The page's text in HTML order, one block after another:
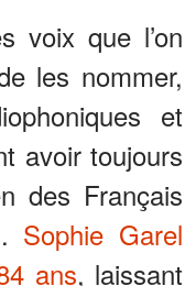
voix que l’on
les nommer,
et
avoir toujours
des Français
Sophie Garel
ans, laissant